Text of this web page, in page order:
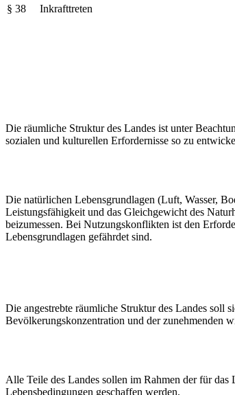
§ 38
Inkrafttreten
Die räumliche Struktur des Landes ist unter
sozialen und kulturellen Erfordernisse so zu
Die natürlichen Lebensgrundlagen (Luft, Wasser,
Leistungsfähigkeit und das Gleichgewicht des
beizumessen. Bei Nutzungskonflikten ist den
Lebensgrundlagen gefährdet sind.
Die angestrebte räumliche Struktur des Landes soll
Bevölkerungskonzentration und der zunehmenden
Alle Teile des Landes sollen im Rahmen der für
Lebensbedingungen geschaffen werden.